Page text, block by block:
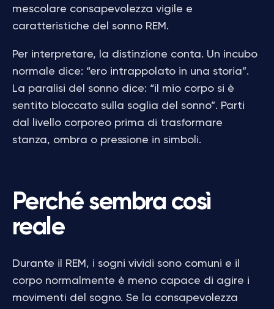
mescolare consapevolezza vigile e
caratteristiche del sonno REM.
Per interpretare, la distinzione conta. Un incubo
normale dice: “ero intrappolato in una storia”.
La paralisi del sonno dice: “il mio corpo si è
sentito bloccato sulla soglia del sonno”. Parti
dal livello corporeo prima di trasformare
stanza, ombra o pressione in simboli.
Perché sembra così
reale
Durante il REM, i sogni vividi sono comuni e il
corpo normalmente è meno capace di agire i
movimenti del sogno. Se la consapevolezza